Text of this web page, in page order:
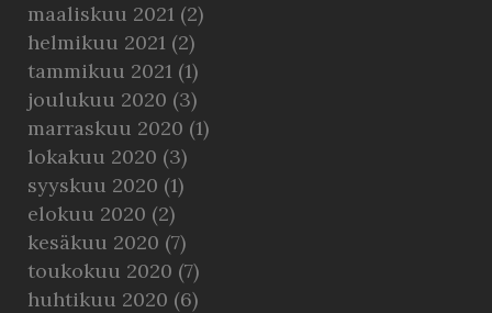
maaliskuu 2021 (2)
helmikuu 2021 (2)
tammikuu 2021 (1)
joulukuu 2020 (3)
marraskuu 2020 (1)
lokakuu 2020 (3)
syyskuu 2020 (1)
elokuu 2020 (2)
kesäkuu 2020 (7)
toukokuu 2020 (7)
huhtikuu 2020 (6)